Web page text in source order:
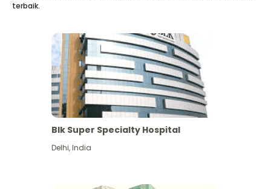
terbaik.
Blk Super Specialty Hospital
Delhi,India